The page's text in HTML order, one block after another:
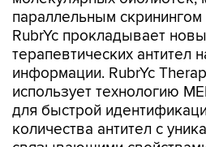
параллельным
RubrYc прокладывает
терапевтических антител
информации. RubrYc
использует технологию
для быстрой
количества антител с